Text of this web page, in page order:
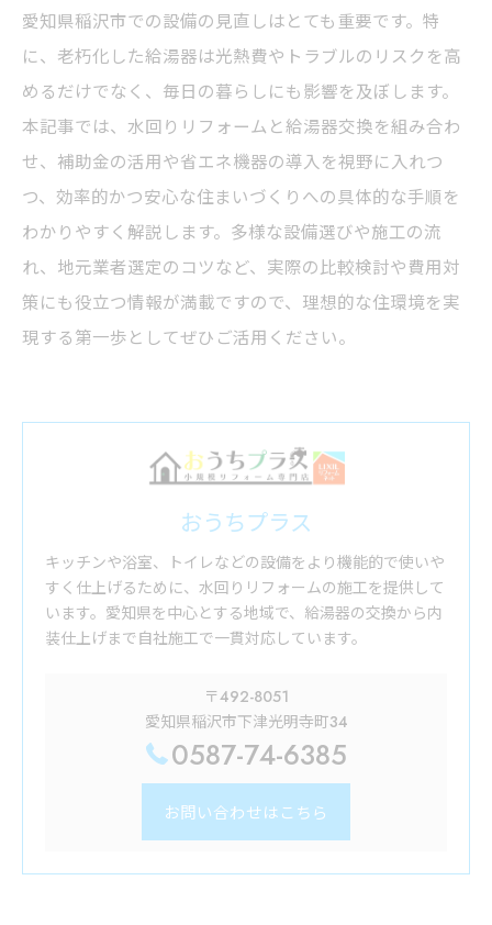
愛知県稲沢市での設備の見直しはとても重要です。特
に、老朽化した給湯器は光熱費やトラブルのリスクを高
めるだけでなく、毎日の暮らしにも影響を及ぼします。
本記事では、水回りリフォームと給湯器交換を組み合わ
せ、補助金の活用や省エネ機器の導入を視野に入れつ
つ、効率的かつ安心な住まいづくりへの具体的な手順を
わかりやすく解説します。多様な設備選びや施工の流
れ、地元業者選定のコツなど、実際の比較検討や費用対
策にも役立つ情報が満載ですので、理想的な住環境を実
現する第一歩としてぜひご活用ください。
おうちプラス
キッチンや浴室、トイレなどの設備をより機能的で使いや
すく仕上げるために、水回りリフォームの施工を提供して
います。愛知県を中心とする地域で、給湯器の交換から内
装仕上げまで自社施工で一貫対応しています。
〒492-8051
愛知県稲沢市下津光明寺町34
0587-74-6385
お問い合わせはこちら